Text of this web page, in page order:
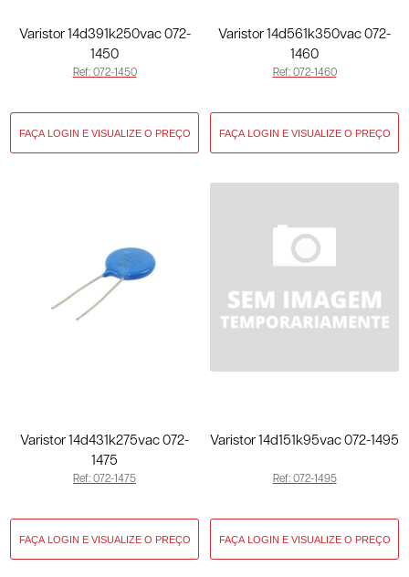
Varistor 14d391k250vac 072-
1450
Ref: 072-1450
Varistor 14d561k350vac 072-
1460
Ref: 072-1460
Varistor 14d431k275vac 072-
1475
Ref: 072-1475
Varistor 14d151k95vac 072-1495
Ref: 072-1495